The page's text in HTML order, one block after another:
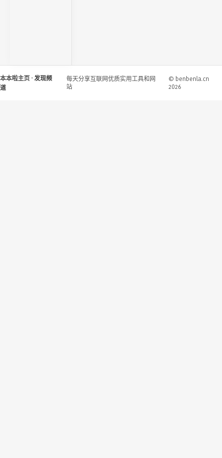
本本啦主页 · 发现频
道
每天分享互联网优质实用工具和网
站
© benbenla.cn
2026